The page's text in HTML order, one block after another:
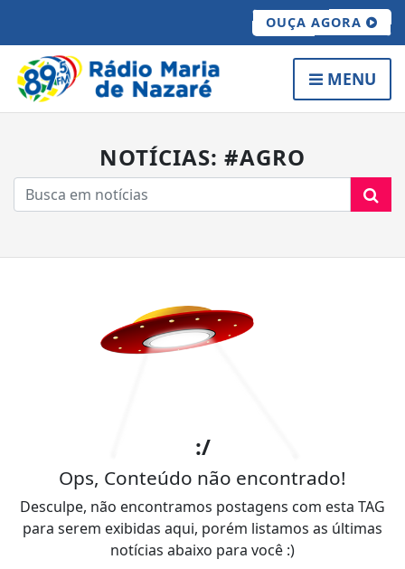
OUÇA AGORA
MENU
NOTÍCIAS: #AGRO
:/
Ops, Conteúdo não encontrado!
Desculpe, não encontramos postagens com esta TAG
para serem exibidas aqui, porém listamos as últimas
notícias abaixo para você :)